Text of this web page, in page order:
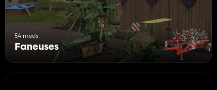
54 mods
Faneuses